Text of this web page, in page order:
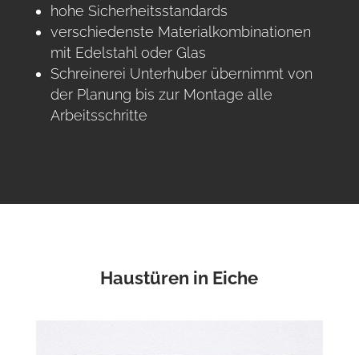
hohe Sicherheitsstandards
verschiedenste Materialkombinationen
mit Edelstahl oder Glas
Schreinerei Unterhuber übernimmt von
der Planung bis zur Montage alle
Arbeitsschritte
Haustüren in Eiche